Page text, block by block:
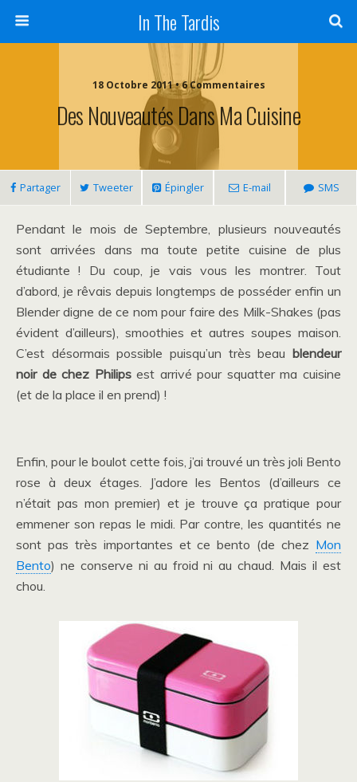
In The Tardis
18 Octobre 2011 • 6 Commentaires
Des Nouveautés Dans Ma Cuisine
Partager Tweeter Épingler E-mail SMS
Pendant le mois de Septembre, plusieurs nouveautés
sont arrivées dans ma toute petite cuisine de plus
étudiante ! Du coup, je vais vous les montrer. Tout
d’abord, je rêvais depuis longtemps de posséder enfin un
Blender digne de ce nom pour faire des Milk-Shakes (pas
évident d’ailleurs), smoothies et autres soupes maison.
C’est désormais possible puisqu’un très beau blendeur
noir de chez Philipsest arrivé pour squatter ma cuisine
(et de la place il en prend) !
Enfin, pour le boulot cette fois, j’ai trouvé un très joli Bento
rose à deux étages. J’adore les Bentos (d’ailleurs ce
n’était pas mon premier) et je trouve ça pratique pour
emmener son repas le midi. Par contre, les quantités ne
sont pas très importantes et ce bento (de chez Mon
Bento) ne conserve ni au froid ni au chaud. Mais il est
chou.